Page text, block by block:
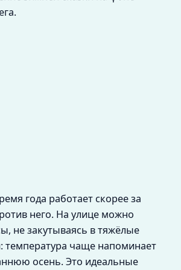
года работает скорее за
него. На улице можно
не закутываясь в тяжёлые
температура чаще напоминает
осень. Это идеальные